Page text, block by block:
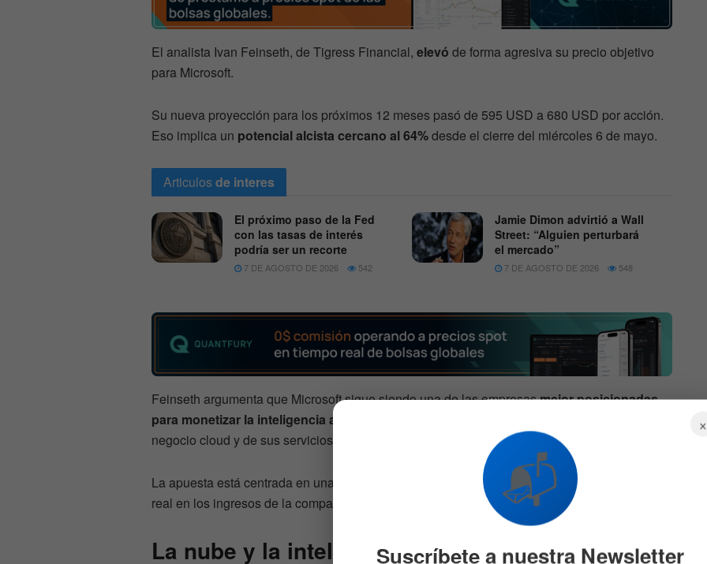
El analista Ivan Feinseth, de Tigress Financial, elevó de forma agresiva su precio objetivo
para Microsoft.
Su nueva proyección para los próximos 12 meses pasó de 595 USD a 680 USD por acción.
Eso implica un potencial alcista cercano al 64%desde el cierre del miércoles 6 de mayo.
Articulosde interes
El próximo paso de la Fed
con las tasas de interés
podría ser un recorte
7 DE AGOSTO DE 2026 542
Jamie Dimon advirtió a Wall
Street: “Alguien perturbará
el mercado”
7 DE AGOSTO DE 2026 548
Feinseth argumenta que Microsoft sigue siendo una de las empresasmejor posicionadas
para monetizar la inteligencia artificial
negocio cloud y de sus servicios corporativos.
La apuesta está centrada en una idea muy concreta: la IA todavía no mostró todo su impacto
real en los ingresos de la compañía.
La nube y la inteligencia artificial siguen
×
📬
Suscríbete a nuestra Newsletter